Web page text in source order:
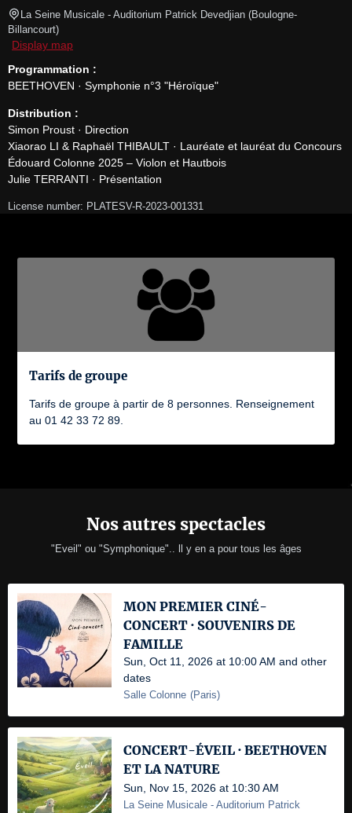
La Seine Musicale - Auditorium Patrick Devedjian (Boulogne-
Billancourt)
Display map
Programmation :
BEETHOVEN · Symphonie n°3 "Héroïque"
Distribution :
Simon Proust · Direction
Xiaorao LI & Raphaël THIBAULT · Lauréate et lauréat du Concours
Édouard Colonne 2025 – Violon et Hautbois
Julie TERRANTI · Présentation
License number: PLATESV-R-2023-001331
Nos autres spectacles
"Eveil" ou "Symphonique".. ll y en a pour tous les âges
MON PREMIER CINÉ-
CONCERT · SOUVENIRS DE
FAMILLE
Sun, Oct 11, 2026 at 10:00 AM and other
dates
Salle Colonne (Paris)
CONCERT-ÉVEIL · BEETHOVEN
ET LA NATURE
Sun, Nov 15, 2026 at 10:30 AM
La Seine Musicale - Auditorium Patrick
Tarifs de groupe
Tarifs de groupe à partir de 8 personnes. Renseignement
au 01 42 33 72 89.